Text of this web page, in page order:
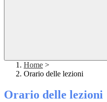
Home >
Orario delle lezioni
Orario delle lezioni